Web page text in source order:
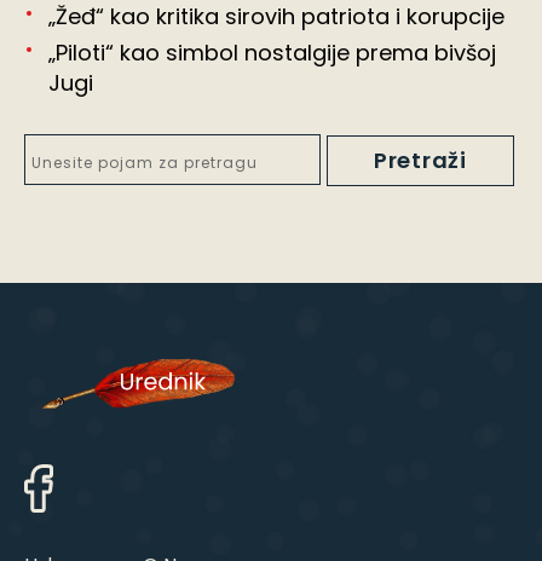
„Žeđ“ kao kritika sirovih patriota i korupcije
„Piloti“ kao simbol nostalgije prema bivšoj
Jugi